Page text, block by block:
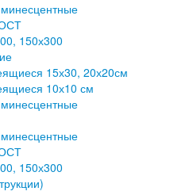
150х300
15х30, 20х20см
10х10 см
150х300